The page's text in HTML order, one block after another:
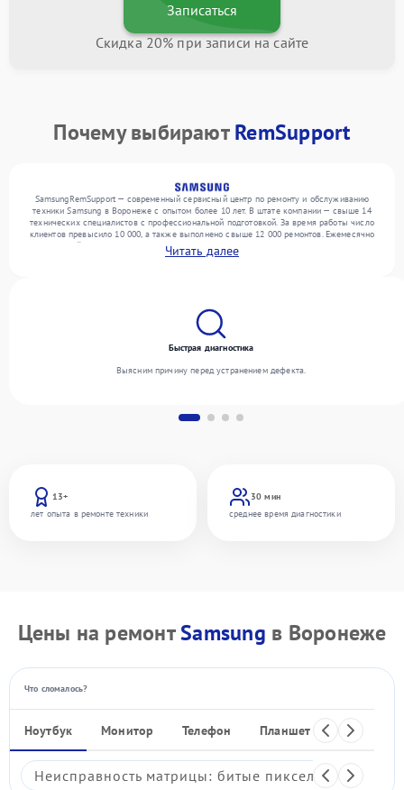
Записаться
Скидка 20% при записи на сайте
Почему выбираютRemSupport
SamsungRemSupport — современный сервисный центр по ремонту и обслуживанию
техники Samsung в Воронеже с опытом более 10 лет. В штате компании — свыше 14
технических специалистов с профессиональной подготовкой. За время работы число
клиентов превысило 10 000, а также выполнено свыше 12 000 ремонтов. Ежемесячно
в сервисный центр поступает свыше 300 единиц техники, включая , , . Мы выполняем
ремонт различного уровня сложности и обеспечиваем надежный результат благодаря
Читать далее
13+
лет опыта в ремонте техники
30 мин
среднее время диагностики
Быстрая диагностика
Выясним причину перед устранением дефекта.
Цены на ремонтSamsung в Воронеже
Что сломалось?
Ноутбук Монитор Телефон Планшет
Неисправность матрицы: битые пиксели,